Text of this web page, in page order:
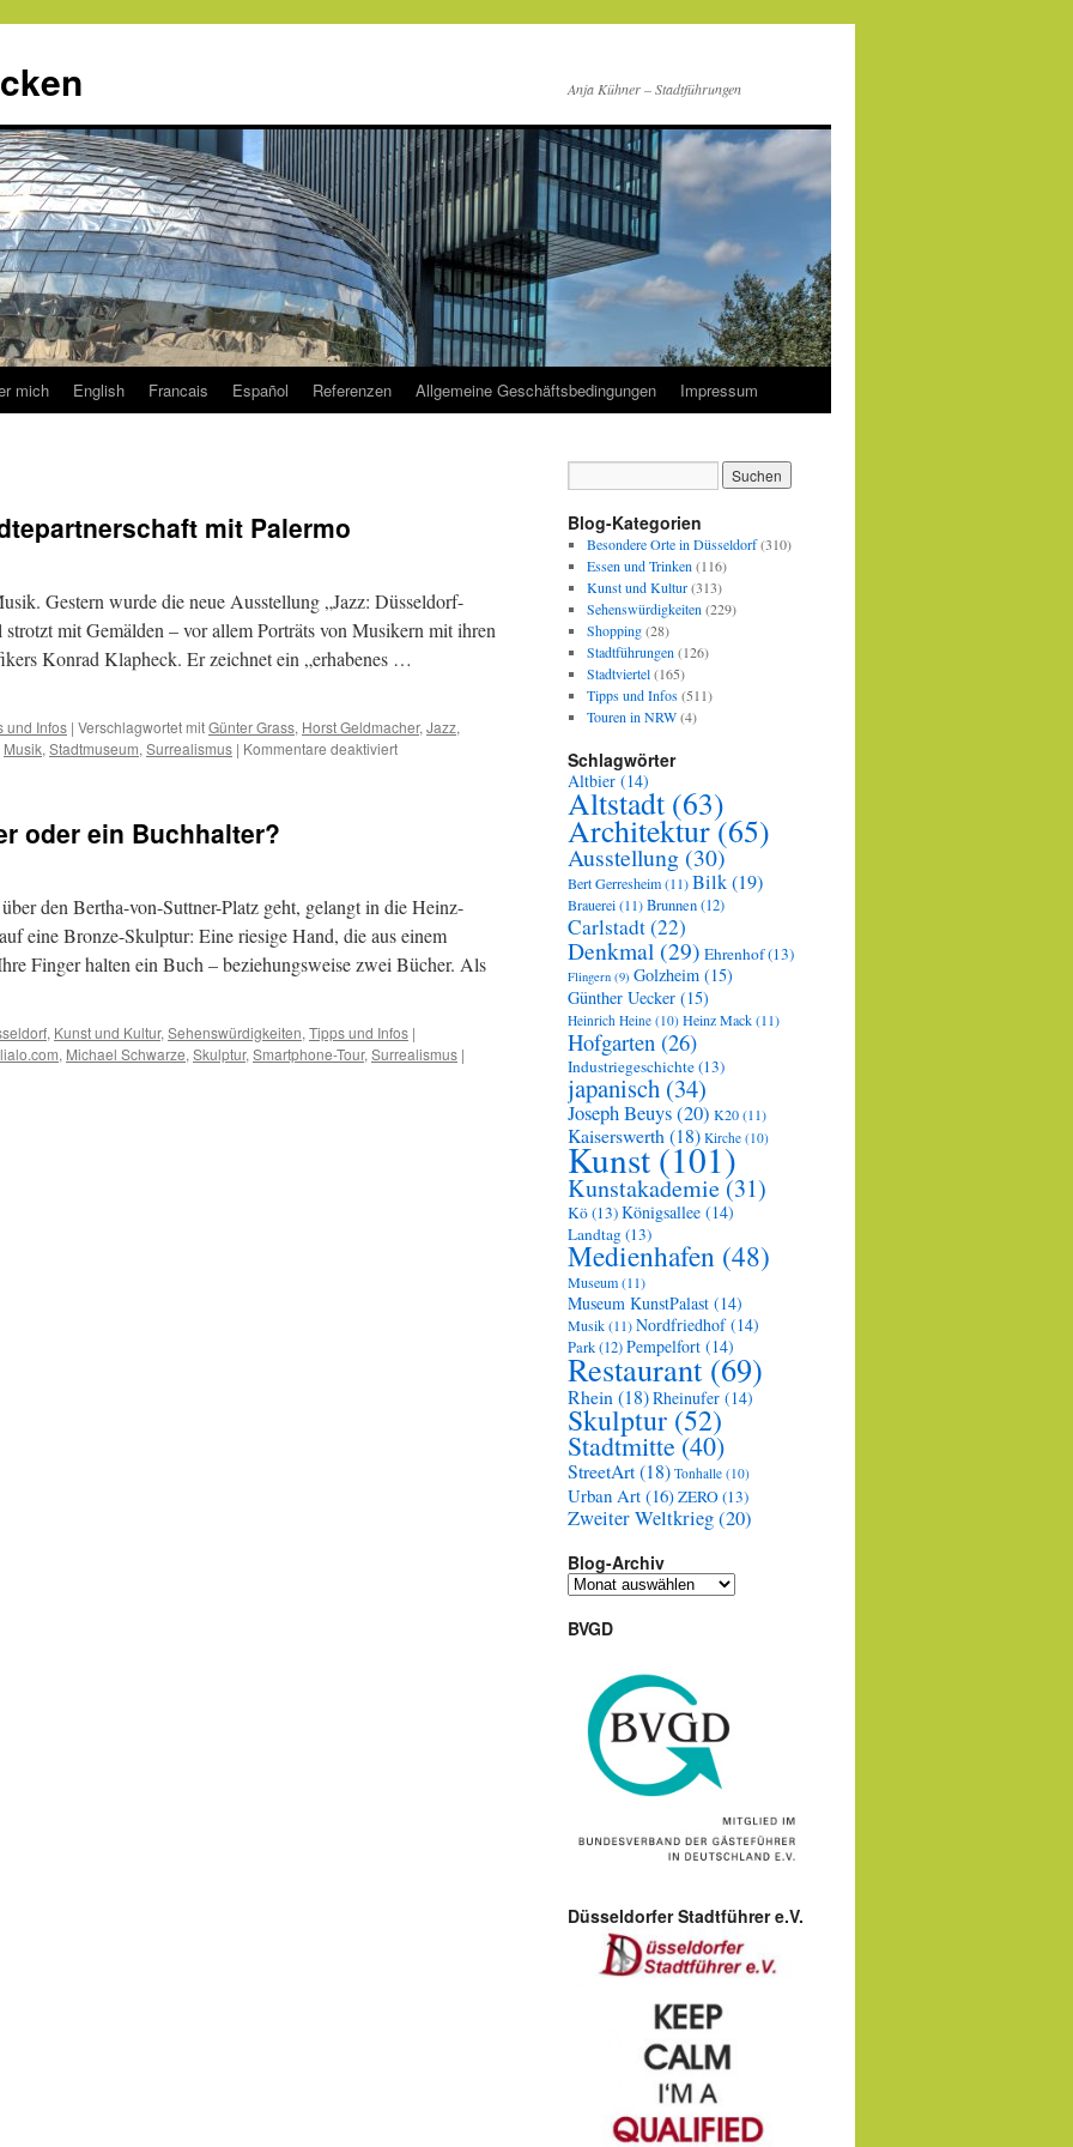
Anja Kühner – Stadtführungen
mich English Francais Español Referenzen Allgemeine Geschäftsbedingungen Impressum
mit Palermo
Gestern wurde die neue Ausstellung „Jazz: Düsseldorf-
mit Gemälden – vor allem Porträts von Musikern mit ihren
Konrad Klapheck. Er zeichnet ein „erhabenes …
und Infos | Verschlagwortet mitGünter Grass, Horst Geldmacher, Jazz,
Musik, Stadtmuseum, Surrealismus | Kommentare deaktiviertfür
Palermo
oder ein Buchhalter?
den Bertha-von-Suttner-Platz geht, gelangt in die Heinz-
eine Bronze-Skulptur: Eine riesige Hand, die aus einem
Finger halten ein Buch – beziehungsweise zwei Bücher. Als
, Kunst und Kultur, Sehenswürdigkeiten, Tipps und Infos |
lialo.com, Michael Schwarze, Skulptur, Smartphone-Tour, Surrealismus |
Blog-Kategorien
Besondere Orte in Düsseldorf(310)
Essen und Trinken (116)
Kunst und Kultur(313)
Sehenswürdigkeiten (229)
Shopping(28)
Stadtführungen (126)
Stadtviertel(165)
Tipps und Infos(511)
Touren in NRW(4)
Schlagwörter
Altbier (14)
Altstadt (63)
Architektur(65)
Ausstellung (30)
Bert Gerresheim(11)Bilk(19)
Brauerei(11)Brunnen(12)
Carlstadt(22)
Denkmal (29) Ehrenhof(13)
Flingern (9) Golzheim (15)
Günther Uecker (15)
Heinrich Heine (10) Heinz Mack(11)
Hofgarten (26)
Industriegeschichte(13)
japanisch (34)
Joseph Beuys(20) K20(11)
Kaiserswerth (18) Kirche (10)
Kunst(101)
Kunstakademie(31)
Kö(13)Königsallee (14)
Landtag(13)
Medienhafen (48)
Museum(11)
Museum KunstPalast (14)
Musik(11)Nordfriedhof(14)
Park(12)Pempelfort (14)
Restaurant(69)
Rhein (18)Rheinufer (14)
Skulptur (52)
Stadtmitte(40)
StreetArt(18) Tonhalle (10)
Urban Art (16)ZERO(13)
Zweiter Weltkrieg(20)
Blog-Archiv
Blog-
BVGD
Düsseldorfer Stadtführer e.V.